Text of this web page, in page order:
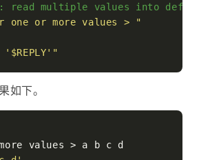
read multiple values into
one or more values > "
' $REPLY'"
如下。
values > a b c d